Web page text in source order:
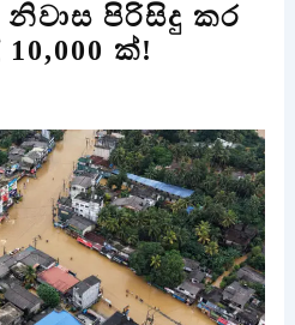
පිරිසිදු කර
ක්!